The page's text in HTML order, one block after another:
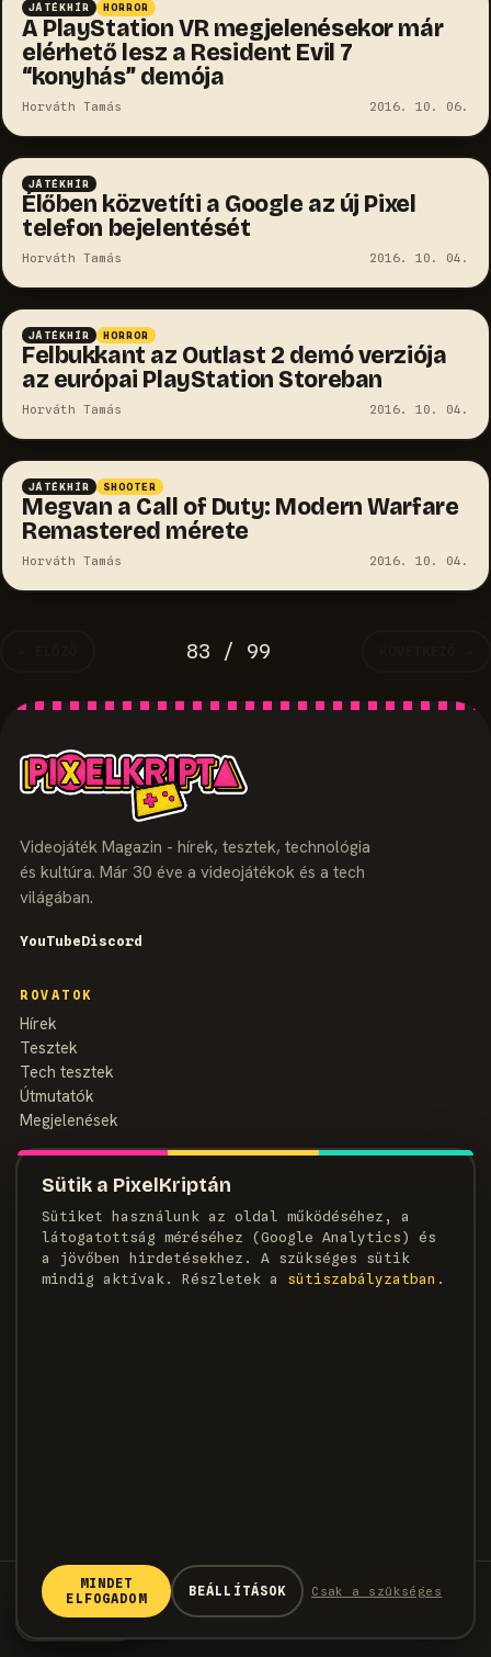
Sütik a PixelKriptán
Sütiket használunk az oldal működéséhez, a
látogatottság méréséhez (Google Analytics) és
a jövőben hirdetésekhez. A szükséges sütik
mindig aktívak. Részletek a
süti­szabályzatban .
MINDET
ELFOGADOM
BEÁLLÍTÁSOK Csak a szükséges
JÁTÉKHÍR HORROR
A PlayStation VR megjelenésekor már
elérhető lesz a Resident Evil 7
“konyhás” demója
Horváth Tamás 2016. 10. 06.
JÁTÉKHÍR
Élőben közvetíti a Google az új Pixel
telefon bejelentését
Horváth Tamás 2016. 10. 04.
JÁTÉKHÍR HORROR
Felbukkant az Outlast 2 demó verziója
az európai PlayStation Storeban
Horváth Tamás 2016. 10. 04.
JÁTÉKHÍR SHOOTER
Megvan a Call of Duty: Modern Warfare
Remastered mérete
Horváth Tamás 2016. 10. 04.
83 / 99
Videojáték Magazin - hírek, tesztek, technológia
és kultúra. Már 30 éve a videojátékok és a tech
világában.
YouTubeDiscord
ROVATOK
Hírek
Tesztek
Tech tesztek
Útmutatók
Megjelenések
MAGAZIN
Szerzők
Médiaajánlat
Kapcsolat
© 2026 PixelKripta · Minden jog fenntartva
Sütiszabályzat
Felhasználási feltételek